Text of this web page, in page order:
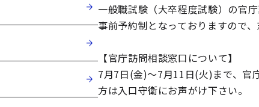
一般職試験（大卒程度試験）の官
事前予約制となっておりますので
【官庁訪問相談窓口について】
7月7日(金)～7月11日(火)まで、官
方は入口守衛にお声がけ下さい。